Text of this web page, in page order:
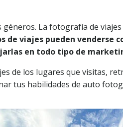
La fotografía de
de viajes pueden venderse
en todo tipo de
de los lugares que visitas,
tus habilidades de auto